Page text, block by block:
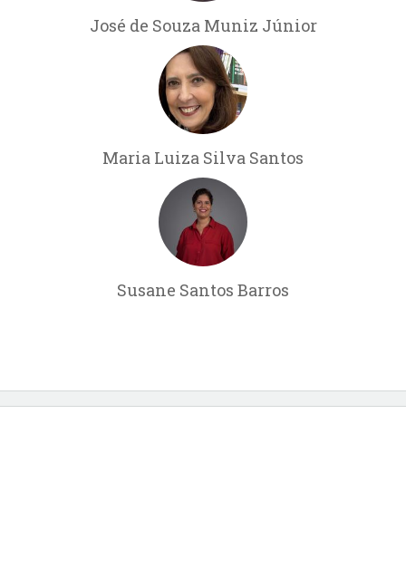
José de Souza Muniz Júnior
Maria Luiza Silva Santos
Susane Santos Barros